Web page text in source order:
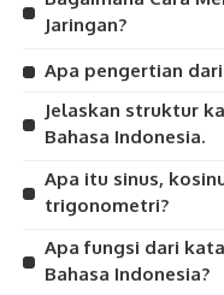
Jaringan?
Apa pengertian
Jelaskan struktur
Bahasa Indonesia.
Apa itu sinus,
trigonometri?
Apa fungsi dari
Bahasa Indonesia?